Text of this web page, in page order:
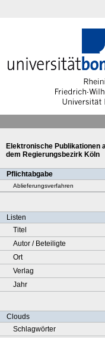
Elektronische Publikationen
dem Regierungsbezirk Köln
Pflichtabgabe
Ablieferungsverfahren
Listen
Titel
Autor / Beteiligte
Ort
Verlag
Jahr
Clouds
Schlagwörter